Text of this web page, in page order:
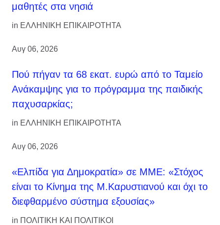
μαθητές στα νησιά
in ΕΛΛΗΝΙΚΗ ΕΠΙΚΑΙΡΟΤΗΤΑ
Αυγ 06, 2026
Πού πήγαν τα 68 εκατ. ευρώ από το Ταμείο
Ανάκαμψης για το πρόγραμμα της παιδικής
παχυσαρκίας;
in ΕΛΛΗΝΙΚΗ ΕΠΙΚΑΙΡΟΤΗΤΑ
Αυγ 06, 2026
«Ελπίδα για Δημοκρατία» σε ΜΜΕ: «Στόχος
είναι το Κίνημα της Μ.Καρυστιανού και όχι το
διεφθαρμένο σύστημα εξουσίας»
in ΠΟΛΙΤΙΚΗ ΚΑΙ ΠΟΛΙΤΙΚΟΙ